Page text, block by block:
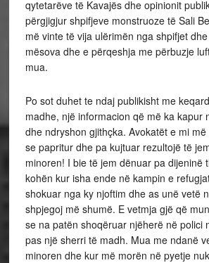
qytetarëve të Kavajës dhe opinionit
përgjigjur shpifjeve monstruoze të Sali
më vinte të vija ulërimën nga shpifjet
mësova dhe e përqeshja me përbuzje
mua.
Po sot duhet te ndaj publikisht me
madhe, një informacion që më ka kapur
dhe ndryshon gjithçka. Avokatët e mi
se papritur dhe pa kujtuar rezultojë të
minoren! I bie të jem dënuar pa dijeninë
kohën kur isha ende në kampin e
shokuar nga ky njoftim dhe as unë vetë
shpjegoj më shumë. E vetmja gjë që
se na patën shoqëruar njëherë në polici
pas një sherri të madh. Mua me ndanë
minoren dhe kur më morën në pyetje